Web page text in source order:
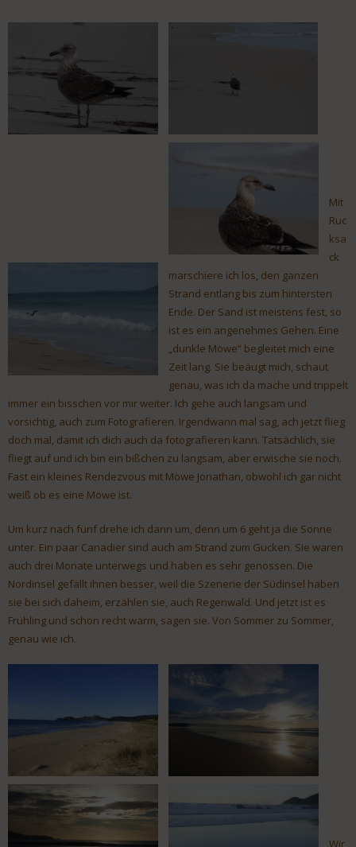
Mit
Ruc
ksa
ck
marschiere ich los, den ganzen
Strand entlang bis zum hintersten
Ende. Der Sand ist meistens fest, so
ist es ein angenehmes Gehen. Eine
„dunkle Möwe“ begleitet mich eine
Zeit lang. Sie beäugt mich, schaut
genau, was ich da mache und trippelt
immer ein bisschen vor mir weiter. Ich gehe auch langsam und
vorsichtig, auch zum Fotografieren. Irgendwann mal sag, ach jetzt flieg
doch mal, damit ich dich auch da fotografieren kann. Tatsächlich, sie
fliegt auf und ich bin ein bißchen zu langsam, aber erwische sie noch.
Fast ein kleines Rendezvous mit Möwe Jonathan, obwohl ich gar nicht
weiß ob es eine Möwe ist.
Um kurz nach fünf drehe ich dann um, denn um 6 geht ja die Sonne
unter. Ein paar Canadier sind auch am Strand zum Gucken. Sie waren
auch drei Monate unterwegs und haben es sehr genossen. Die
Nordinsel gefällt ihnen besser, weil die Szenerie der Südinsel haben
sie bei sich daheim, erzählen sie, auch Regenwald. Und jetzt ist es
Frühling und schon recht warm, sagen sie. Von Sommer zu Sommer,
genau wie ich.
Wir